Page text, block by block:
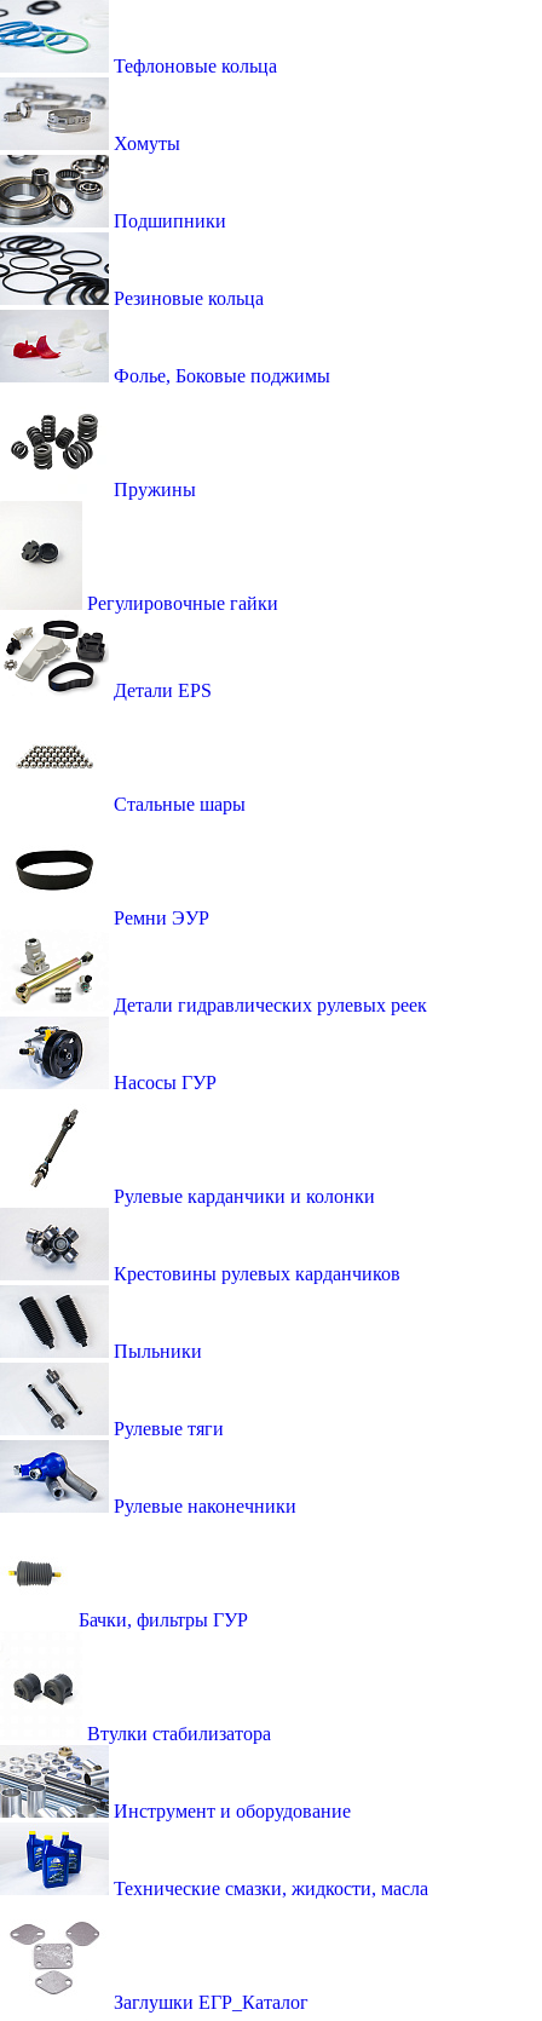
Тефлоновые кольца
Хомуты
Подшипники
Резиновые кольца
Фолье, Боковые поджимы
Пружины
Регулировочные гайки
Детали EPS
Стальные шары
Ремни ЭУР
Детали гидравлических рулевых реек
Насосы ГУР
Рулевые карданчики и колонки
Крестовины рулевых карданчиков
Пыльники
Рулевые тяги
Рулевые наконечники
Бачки, фильтры ГУР
Втулки стабилизатора
Инструмент и оборудование
Технические смазки, жидкости, масла
Заглушки ЕГР_Каталог